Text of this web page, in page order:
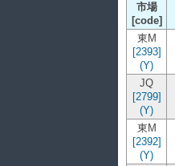
市場
[code]
東M
[2393]
(Y)
JQ
[2799]
(Y)
東M
[2392]
(Y)